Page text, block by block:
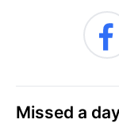
Missed a